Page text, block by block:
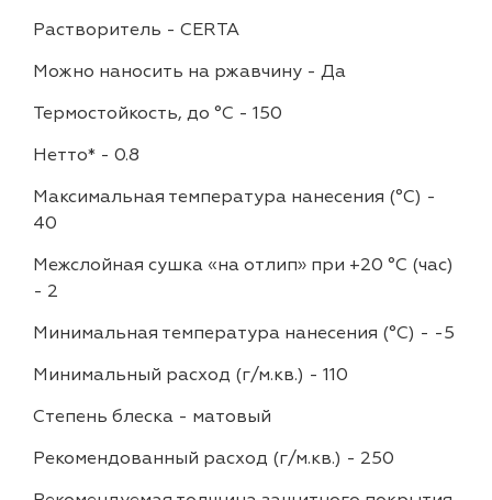
Растворитель - CERTA
Можно наносить на ржавчину - Да
Термостойкость, до °C - 150
Нетто* - 0.8
Максимальная температура нанесения (°С) -
40
Межслойная сушка «на отлип» при +20 °С (час)
- 2
Минимальная температура нанесения (°С) - -5
Минимальный расход (г/м.кв.) - 110
Степень блеска - матовый
Рекомендованный расход (г/м.кв.) - 250